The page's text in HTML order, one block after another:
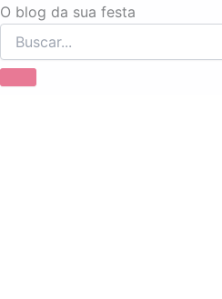
O blog da sua festa
Ir
para
o
conteúdo